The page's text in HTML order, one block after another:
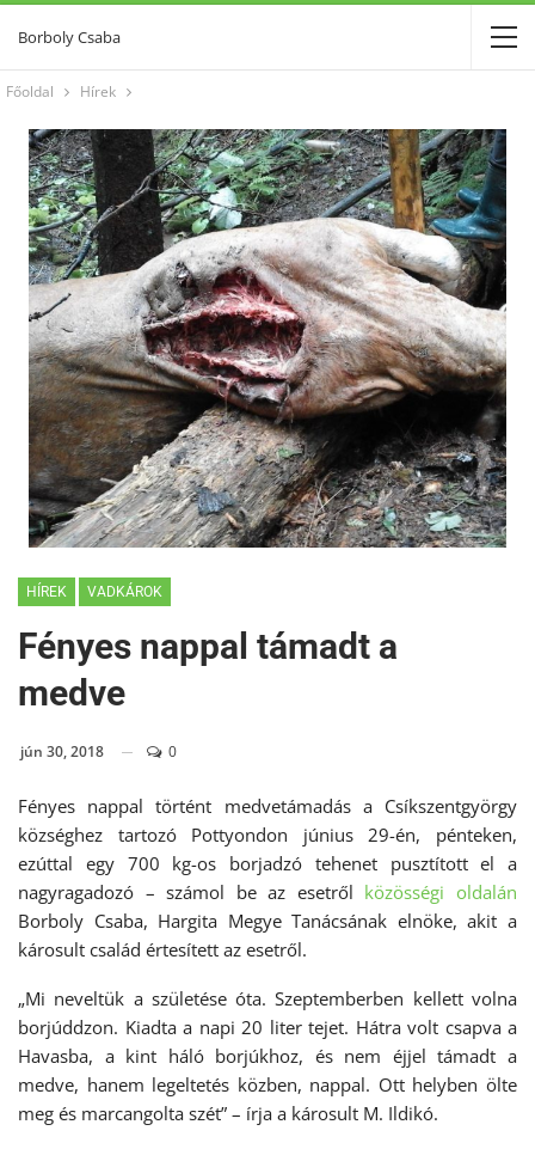
Borboly Csaba
Főoldal Hírek
HÍREK VADKÁROK
Fényes nappal támadt a
medve
jún 30, 2018 0
Fényes nappal történt medvetámadás a Csíkszentgyörgy
községhez tartozó Pottyondon június 29-én, pénteken,
ezúttal egy 700 kg-os borjadzó tehenet pusztított el a
nagyragadozó – számol be az esetről közösségi oldalán
Borboly Csaba, Hargita Megye Tanácsának elnöke, akit a
károsult család értesített az esetről.
„Mi neveltük a születése óta. Szeptemberben kellett volna
borjúddzon. Kiadta a napi 20 liter tejet. Hátra volt csapva a
Havasba, a kint háló borjúkhoz, és nem éjjel támadt a
medve, hanem legeltetés közben, nappal. Ott helyben ölte
meg és marcangolta szét” – írja a károsult M. Ildikó.